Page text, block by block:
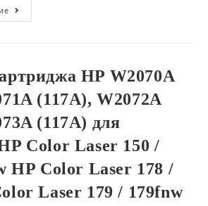
Заправка
Картриджа
M111
/
M111a
M111w
M141
/
M141a
M141w
В
Алматы
HP W2070A
(117A), W2072A
(117A) для
Color Laser 150 /
HP Color Laser 178 /
Laser 179 / 179fnw